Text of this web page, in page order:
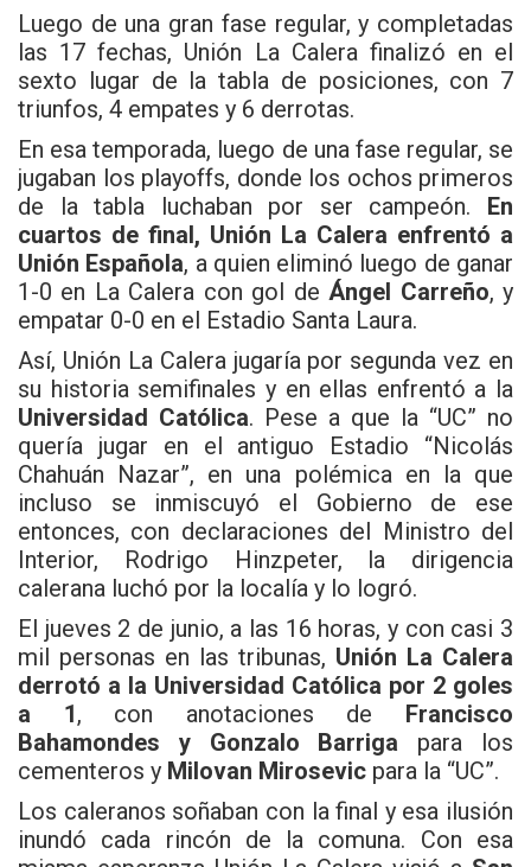
Luego de una gran fase regular, y completadas
las 17 fechas, Unión La Calera finalizó en el
sexto lugar de la tabla de posiciones, con 7
triunfos, 4 empates y 6 derrotas.
En esa temporada, luego de una fase regular, se
jugaban los playoffs, donde los ochos primeros
de la tabla luchaban por ser campeón. En
cuartos de final, Unión La Calera enfrentó a
Unión Española, a quien eliminó luego de ganar
1-0 en La Calera con gol deÁngel Carreño, y
empatar 0-0 en el Estadio Santa Laura.
Así, Unión La Calera jugaría por segunda vez en
su historia semifinales y en ellas enfrentó a la
Universidad Católica. Pese a que la “UC” no
quería jugar en el antiguo Estadio “Nicolás
Chahuán Nazar”, en una polémica en la que
incluso se inmiscuyó el Gobierno de ese
entonces, con declaraciones del Ministro del
Interior, Rodrigo Hinzpeter, la dirigencia
calerana luchó por la localía y lo logró.
El jueves 2 de junio, a las 16 horas, y con casi 3
mil personas en las tribunas, Unión La Calera
derrotó a la Universidad Católica por 2 goles
a 1, con anotaciones de Francisco
Bahamondes y Gonzalo Barriga para los
cementeros y Milovan Mirosevic para la “UC”.
Los caleranos soñaban con la final y esa ilusión
inundó cada rincón de la comuna. Con esa